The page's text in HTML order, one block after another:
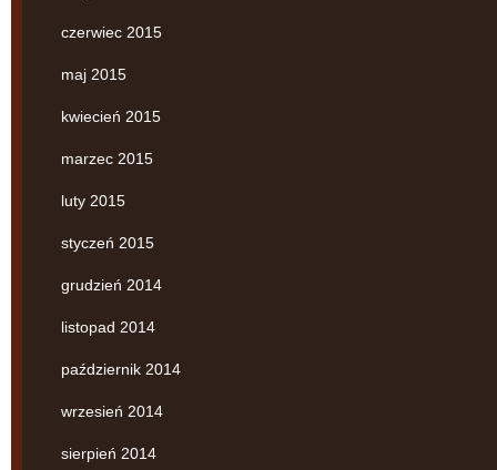
czerwiec 2015
maj 2015
kwiecień 2015
marzec 2015
luty 2015
styczeń 2015
grudzień 2014
listopad 2014
październik 2014
wrzesień 2014
sierpień 2014